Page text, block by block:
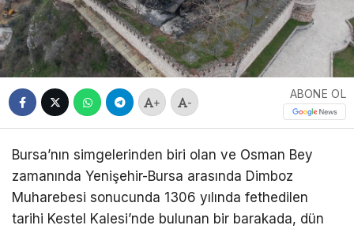
+ -
ABONE OL
Bursa’nın simgelerinden biri olan ve Osman Bey
zamanında Yenişehir-Bursa arasında Dimboz
Muharebesi sonucunda 1306 yılında fethedilen
tarihi Kestel Kalesi’nde bulunan bir barakada, dün